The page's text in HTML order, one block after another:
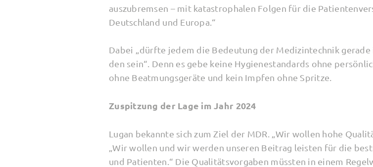
auszubremsen – mit katastrophalen Folgen für die
Deutschland und Europa.“
Dabei „dürfte jedem die Bedeutung der Medizintechnik
den sein“. Denn es gebe keine Hygienestandards ohne
ohne Beatmungsgeräte und kein Impfen ohne Spritze.
Zuspitzung der Lage im Jahr 2024
Lugan bekannte sich zum Ziel der MDR. „Wir wollen hohe
„Wir wollen und wir werden unseren Beitrag leisten für die
und Patienten.“ Die Qualitätsvorgaben müssten in einem